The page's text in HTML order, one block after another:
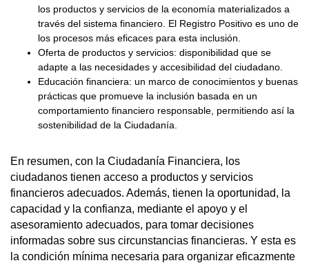
los productos y servicios de la economía materializados a
través del sistema financiero. El Registro Positivo es uno de
los procesos más eficaces para esta inclusión.
Oferta de productos y servicios: disponibilidad que se
adapte a las necesidades y accesibilidad del ciudadano.
Educación financiera: un marco de conocimientos y buenas
prácticas que promueve la inclusión basada en un
comportamiento financiero responsable, permitiendo así la
sostenibilidad de la Ciudadanía.
En resumen, con la Ciudadanía Financiera, los
ciudadanos tienen acceso a productos y servicios
financieros adecuados. Además, tienen la oportunidad, la
capacidad y la confianza, mediante el apoyo y el
asesoramiento adecuados, para tomar decisiones
informadas sobre sus circunstancias financieras. Y esta es
la condición mínima necesaria para organizar eficazmente